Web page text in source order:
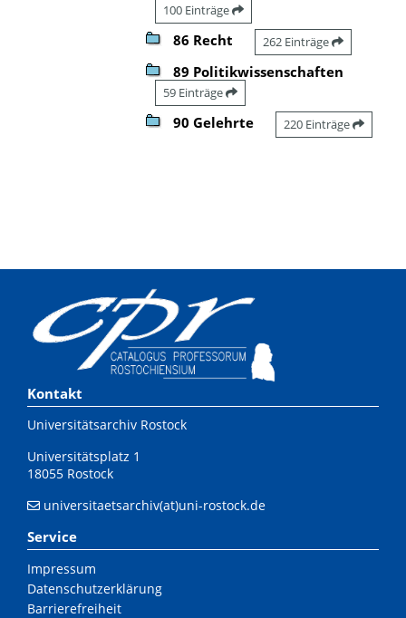
100 Einträge
86 Recht 262 Einträge
89 Politikwissenschaften
59 Einträge
90 Gelehrte 220 Einträge
Kontakt
Universitätsarchiv Rostock
Universitätsplatz 1
18055 Rostock
universitaetsarchiv(at)uni-rostock.de
Service
Impressum
Datenschutzerklärung
Barrierefreiheit